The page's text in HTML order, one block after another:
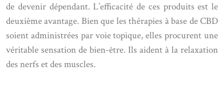
de devenir dépendant. L’efficacité de ces produits est le
deuxième avantage. Bien que les thérapies à base de CBD
soient administrées par voie topique, elles procurent une
véritable sensation de bien-être. Ils aident à la relaxation
des nerfs et des muscles.